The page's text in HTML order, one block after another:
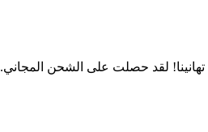
تهانينا! لقد حصلت على الشحن المجاني.